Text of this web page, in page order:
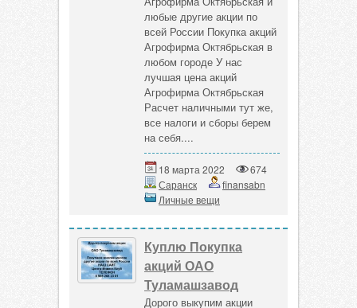
любые другие акции по
всей России Покупка акций
Агрофирма Октябрьская в
любом городе У нас
лучшая цена акций
Агрофирма Октябрьская
Расчет наличными тут же,
все налоги и сборы берем
на себя....
18 марта 2022
674
Саранск
finansabn
Личные вещи
Куплю Покупка
акций ОАО
Туламашзавод
Дорого выкупим акции